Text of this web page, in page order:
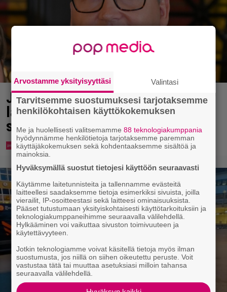
Jani Sievinen kokosi
lapsikatraansa yhteen – ”Minun
suurin perintöni heille”
Arvostamme yksityisyyttäsi Valintasi
Tarvitsemme suostumuksesi tarjotaksemme
henkilökohtaisen käyttökokemuksen
Me ja huolellisesti valitsemamme88 teknologiakumppania
hyödynnämme henkilötietoja tarjotaksemme paremman
käyttäjäkokemuksen sekä kohdentaaksemme sisältöä ja
mainoksia.
Hyväksymällä suostut tietojesi käyttöön seuraavasti
Käytämme laitetunnisteita ja tallennamme evästeitä
laitteellesi saadaksemme tietoja esimerkiksi sivuista, joilla
vierailit, IP-osoitteestasi sekä laitteesi ominaisuuksista.
Pääset tutustumaan yksityiskohtaisesti käyttötarkoituksiin ja
teknologiakumppaneihimme seuraavalla välilehdellä.
Hylkääminen voi vaikuttaa sivuston toimivuuteen ja
käytettävyyteen.
Jotkin teknologiamme voivat käsitellä tietoja myös ilman
suostumusta, jos niillä on siihen oikeutettu peruste. Voit
vastustaa tätä tai muuttaa asetuksiasi milloin tahansa
seuraavalla välilehdellä.